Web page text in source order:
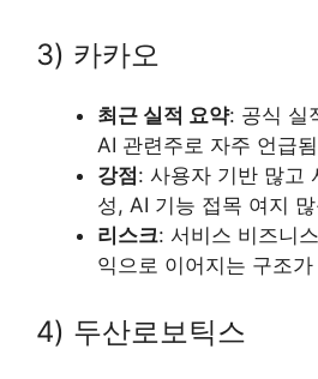
3) 카카오
최근 실적 요약: 공식 실
AI 관련주로 자주 언급
강점: 사용자 기반 많고
성, AI 기능 접목 여지
리스크: 서비스 비즈니
익으로 이어지는 구조
4) 두산로보틱스